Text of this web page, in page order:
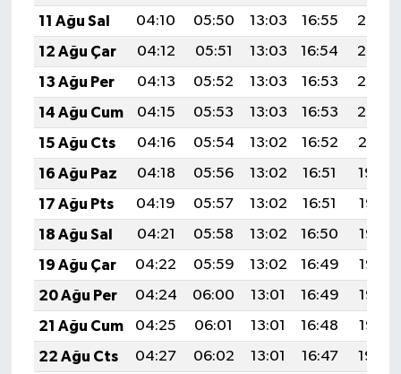
11 Ağu Sal
04:10 05:50 13:03 16:55
20:06
12 Ağu Çar
04:12 05:51 13:03 16:54
20:05
13 Ağu Per
04:13 05:52 13:03 16:53
20:03
14 Ağu Cum
04:15 05:53 13:03 16:53
20:02
15 Ağu Cts
04:16 05:54 13:02 16:52
20:01
16 Ağu Paz
04:18 05:56 13:02 16:51
19:59
17 Ağu Pts
04:19 05:57 13:02 16:51
19:58
18 Ağu Sal
04:21 05:58 13:02 16:50
19:56
19 Ağu Çar
04:22 05:59 13:02 16:49
19:55
20 Ağu Per
04:24 06:00 13:01 16:49
19:53
21 Ağu Cum
04:25 06:01 13:01 16:48
19:52
22 Ağu Cts
04:27 06:02 13:01 16:47
19:50